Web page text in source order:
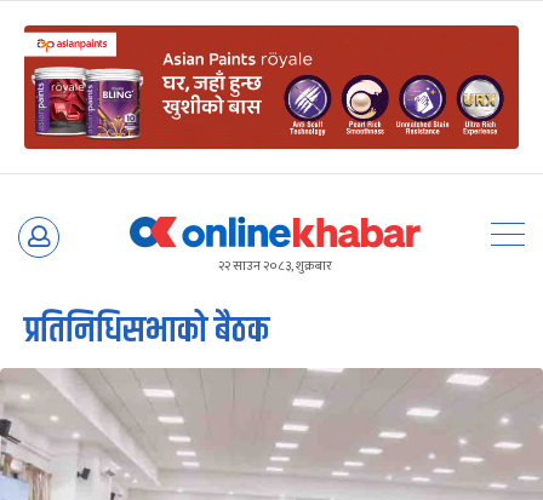
Skip
२२ साउन २०८३, शुक्रबार
प्रतिनिधिसभाको बैठक